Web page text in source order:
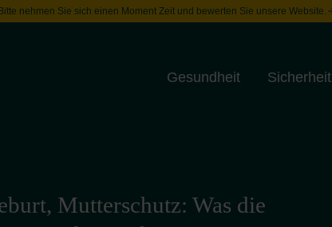
nehmen Sie sich einen Moment Zeit und bewerten Sie unsere Website.
Gesundheit
Sicherheit
Mutterschutz: Was die